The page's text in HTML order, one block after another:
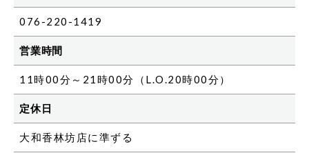
076-220-1419
営業時間
11時00分～21時00分（L.O.20時00分）
定休日
大和香林坊店に準ずる